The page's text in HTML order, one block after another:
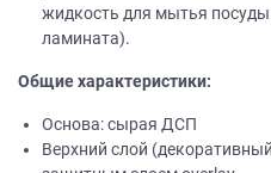
жидкость для мытья
ламината).
Общие характеристики:
Основа: сырая ДСП
Верхний слой